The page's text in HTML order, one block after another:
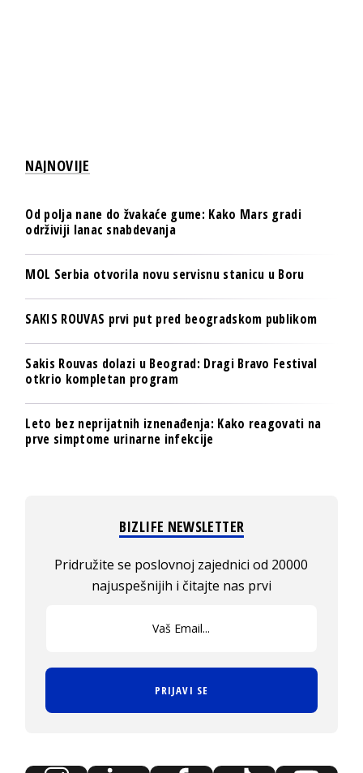
NAJNOVIJE
Od polja nane do žvakaće gume: Kako Mars gradi
održiviji lanac snabdevanja
MOL Serbia otvorila novu servisnu stanicu u Boru
SAKIS ROUVAS prvi put pred beogradskom publikom
Sakis Rouvas dolazi u Beograd: Dragi Bravo Festival
otkrio kompletan program
Leto bez neprijatnih iznenađenja: Kako reagovati na
prve simptome urinarne infekcije
BIZLIFE NEWSLETTER
Pridružite se poslovnoj zajednici od 20000
najuspešnijih i čitajte nas prvi
PRIJAVI SE